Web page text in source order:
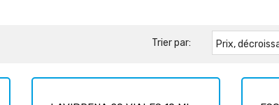
Trier par: Prix,